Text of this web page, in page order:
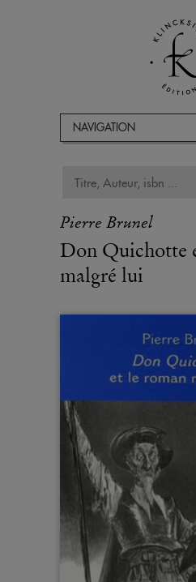
NAVIGATION
Pierre Brunel
Don Quichotte
malgré lui